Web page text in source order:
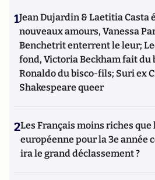
1Jean Dujardin & Laetitia Casta
nouveaux amours, Vanessa
Benchetrit enterrent le leur;
fond, Victoria Beckham fait
Ronaldo du bisco-fils; Suri ex
Shakespeare queer
2Les Français moins riches que
européenne pour la 3e année
ira le grand déclassement ?